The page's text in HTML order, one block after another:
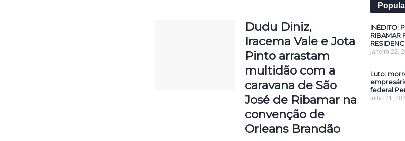
Dudu Diniz,
Iracema Vale e Jota
Pinto arrastam
multidão com a
caravana de São
José de Ribamar na
convenção de
Orleans Brandão
INÉDITO:
RIBAMAR
janeiro 22,
Luto:
federal
julho 21,